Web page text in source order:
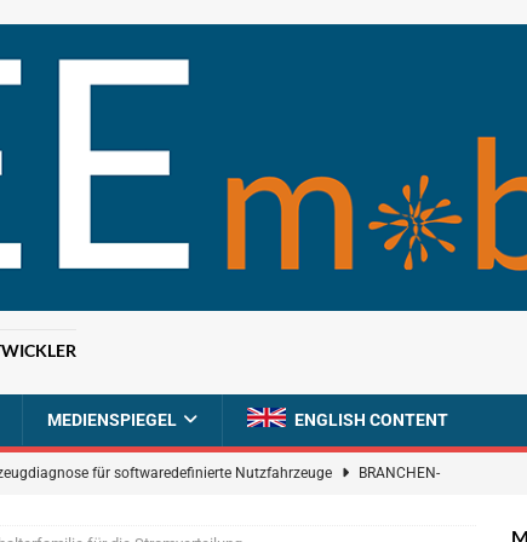
MEDIENSPIEGEL ENGLISH CONTENT
für softwaredefinierte Nutzfahrzeuge BRANCHEN-